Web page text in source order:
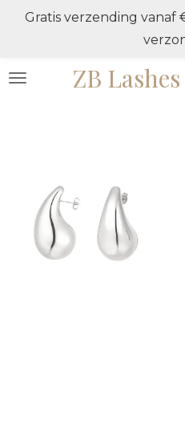
de
ZB
Gratis verzending vanaf